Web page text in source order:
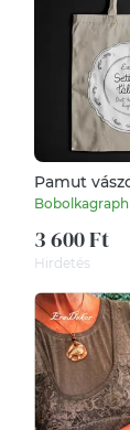
Pamut
grafikával
3 600 Ft
Hirdetés